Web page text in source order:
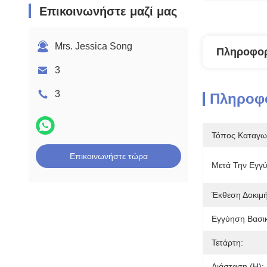
Επικοινωνήστε μαζί μας
Mrs. Jessica Song
3
3
Επικοινωνήστε τώρα
Τόπος
Μετά Την
Έκθεση
Εγγύηση
Τετάρτη: